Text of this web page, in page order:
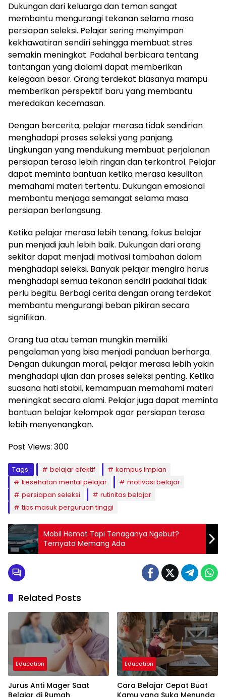
Dukungan dari keluarga dan teman sangat
membantu mengurangi tekanan selama masa
persiapan seleksi. Pelajar sering menyimpan
kekhawatiran sendiri sehingga membuat stres
semakin meningkat. Padahal berbicara tentang
tantangan yang dialami dapat memberikan
kelegaan besar. Orang terdekat biasanya mampu
memberikan perspektif baru yang membantu
meredakan kecemasan.
Dengan bercerita, pelajar merasa tidak sendirian
menghadapi proses seleksi yang panjang.
Lingkungan yang mendukung membuat perjalanan
persiapan terasa lebih ringan dan terkontrol. Pelajar
dapat meminta bantuan ketika merasa kesulitan
memahami materi tertentu. Dukungan emosional
membantu menjaga semangat selama masa
persiapan berlangsung.
Ketika pelajar merasa lebih tenang, fokus belajar
pun menjadi jauh lebih baik. Dukungan dari orang
sekitar dapat menjadi motivasi tambahan dalam
menghadapi seleksi. Banyak pelajar mengira harus
menghadapi semua tekanan sendiri padahal tidak
perlu begitu. Berbagi cerita dengan orang terdekat
membantu mengurangi beban pikiran secara
signifikan.
Orang tua atau teman mungkin memiliki
pengalaman yang bisa menjadi panduan berharga.
Dengan dukungan moral, pelajar merasa lebih yakin
menghadapi ujian dan proses seleksi penting. Ketika
suasana hati stabil, kemampuan memahami materi
meningkat secara alami. Pelajar juga dapat meminta
bantuan belajar kelompok agar persiapan terasa
lebih menyenangkan.
Post Views: 300
Tags: belajar efektif
kampus impian
kesehatan mental pelajar
motivasi belajar
persiapan seleksi
rutinitas belajar
tips masuk perguruan tinggi
Mobil Hemat Tapi Tenaganya Ngebut?
Ternyata Memang Ada
Related Posts
Education
Jurus Anti Mager Saat
Belajar di Rumah
Education
Cara Belajar Cepat Buat
Kamu yang Suka Menunda